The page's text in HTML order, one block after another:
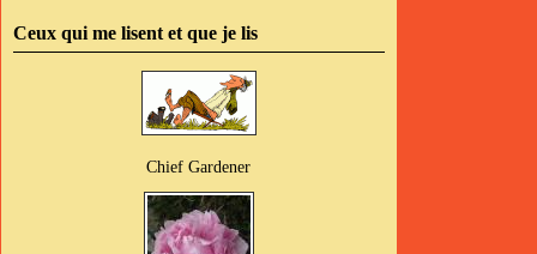
Ceux qui me lisent et que je lis
Chief Gardener